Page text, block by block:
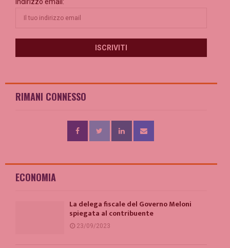
Indirizzo email:
RIMANI CONNESSO
ECONOMIA
La delega fiscale del Governo Meloni
spiegata al contribuente
23/09/2023